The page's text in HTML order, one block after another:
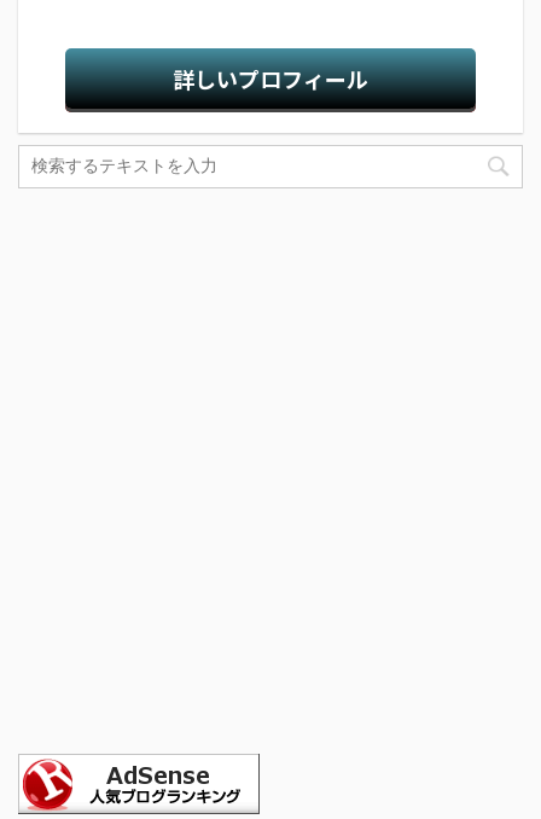
詳しいプロフィール